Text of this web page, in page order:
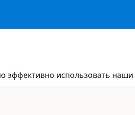
эффективно использовать наши